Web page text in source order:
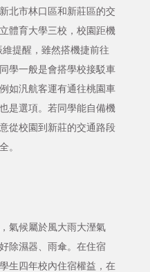
北市林口區和新莊區的交
體育大學三校，校園距機
提醒，雖然搭機捷前往
學一般是會搭學校接駁車
如汎航客運有通往桃園車
是選項。若同學能自備機
從校園到新莊的交通路段
。
氣候屬於風大雨大溼氣
除濕器、雨傘。在住宿
生四年校內住宿權益，在